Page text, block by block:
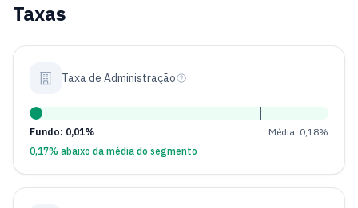
Taxas
Taxa de Administração
Fundo: 0,01%
Média: 0,18%
0,17% abaixo da média do segmento